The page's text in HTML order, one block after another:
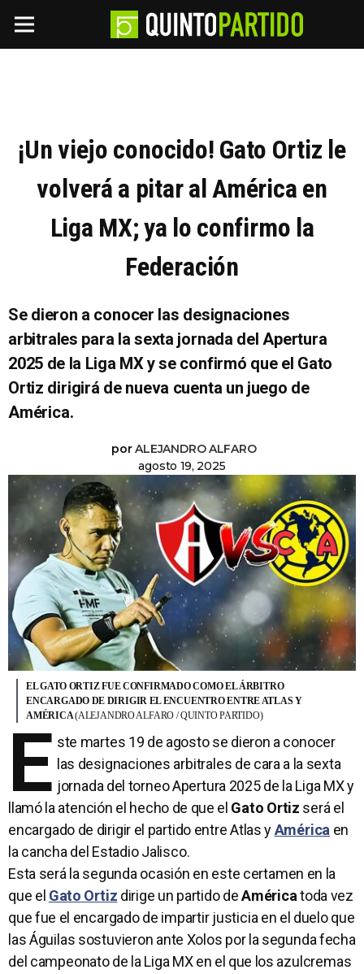
¡Un viejo conocido! Gato Ortiz le
volverá a pitar al América en
Liga MX; ya lo confirmo la
Federación
Se dieron a conocer las designaciones
arbitrales para la sexta jornada del Apertura
2025 de la Liga MX y se confirmó que el Gato
Ortiz dirigirá de nueva cuenta un juego de
América.
porALEJANDRO ALFARO
agosto 19, 2025
EL GATO ORTIZ FUE CONFIRMADO COMO EL ÁRBITRO
ENCARGADO DE DIRIGIR EL ENCUENTRO ENTRE ATLAS Y
AMÉRICA(ALEJANDRO ALFARO / QUINTO PARTIDO)
E ste martes 19 de agosto se dieron a conocer
las designaciones arbitrales de cara a la sexta
jornada del torneo Apertura 2025 de la Liga MX y
llamó la atención el hecho de que el Gato Ortiz será el
encargado de dirigir el partido entre Atlas yAmérica en
la cancha del Estadio Jalisco.
Esta será la segunda ocasión en este certamen en la
que el Gato Ortiz dirige un partido deAméricatoda vez
que fue el encargado de impartir justicia en el duelo que
las Águilas sostuvieron ante Xolos por la segunda fecha
del campeonato de la Liga MX en el que los azulcremas